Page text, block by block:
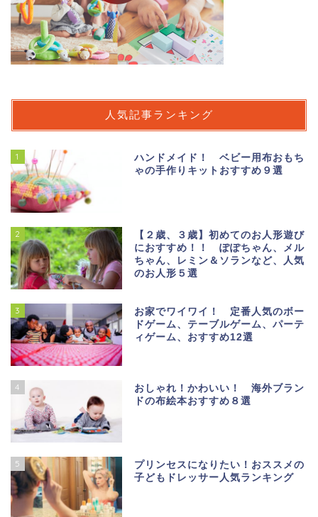
人気記事ランキング
1
ハンドメイド！ ベビー用布おもち
ゃの手作りキットおすすめ９選
2
【２歳、３歳】初めてのお人形遊び
におすすめ！！ ぽぽちゃん、メル
ちゃん、レミン＆ソランなど、人気
のお人形５選
3
お家でワイワイ！ 定番人気のボー
ドゲーム、テーブルゲーム、パーテ
ィゲーム、おすすめ12選
4
おしゃれ！かわいい！ 海外ブラン
ドの布絵本おすすめ８選
5
プリンセスになりたい！おススメの
子どもドレッサー人気ランキング